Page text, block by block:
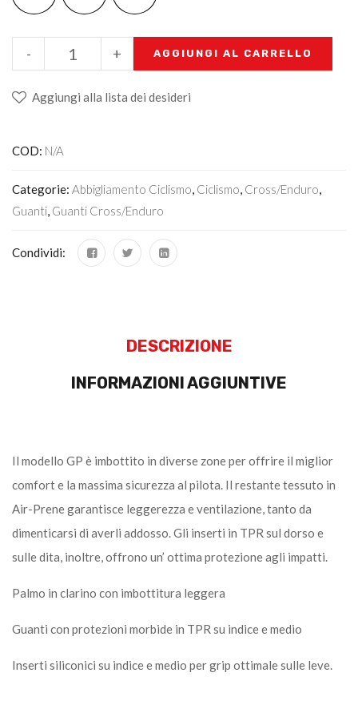
+
- AGGIUNGI AL CARRELLO
Aggiungi alla lista dei desideri
COD: N/A
Categorie: Abbigliamento Ciclismo, Ciclismo, Cross/Enduro,
Guanti, Guanti Cross/enduro
Condividi:
DESCRIZIONE
INFORMAZIONI AGGIUNTIVE
Il modello GP è imbottito in diverse zone per offrire il miglior
comfort e la massima sicurezza al pilota. Il restante tessuto in
Air-Prene garantisce leggerezza e ventilazione, tanto da
dimenticarsi di averli addosso. Gli inserti in TPR sul dorso e
sulle dita, inoltre, offrono un’ ottima protezione agli impatti.
Palmo in clarino con imbottitura leggera
Guanti con protezioni morbide in TPR su indice e medio
Inserti siliconici su indice e medio per grip ottimale sulle leve.